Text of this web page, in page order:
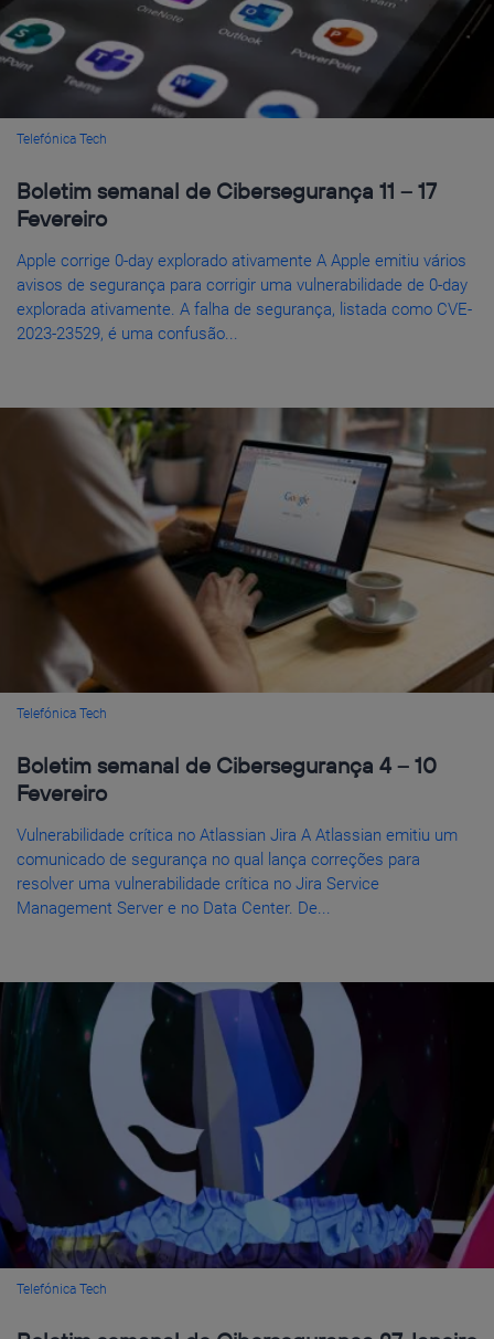
Telefónica Tech
Boletim semanal de Cibersegurança 11 – 17
Fevereiro
Apple corrige 0-day explorado ativamente A Apple emitiu vários
avisos de segurança para corrigir uma vulnerabilidade de 0-day
explorada ativamente. A falha de segurança, listada como CVE-
2023-23529, é uma confusão...
Telefónica Tech
Boletim semanal de Cibersegurança 4 – 10
Fevereiro
Vulnerabilidade crítica no Atlassian Jira A Atlassian emitiu um
comunicado de segurança no qual lança correções para
resolver uma vulnerabilidade crítica no Jira Service
Management Server e no Data Center. De...
Telefónica Tech